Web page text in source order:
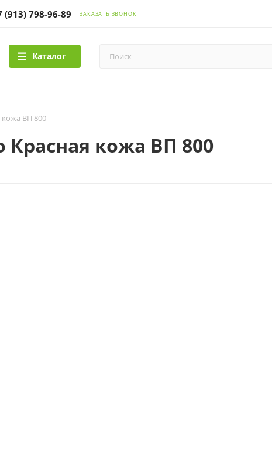
(913) 798-96-89 ЗАКАЗАТЬ ЗВОНОК
Каталог
кожа ВП 800
Красная кожа ВП 800